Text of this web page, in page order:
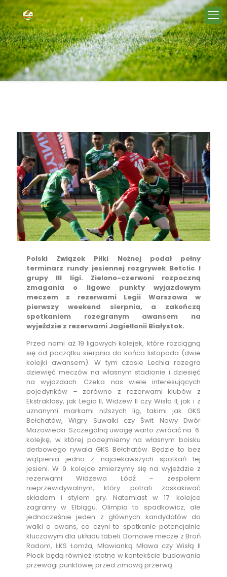
Polski Związek Piłki Nożnej podał pełny
terminarz rundy jesiennej rozgrywek Betclic I
grupy III ligi. Zielono-czerwoni rozpoczną
zmagania o ligowe punkty wyjazdowym
meczem z rezerwami Legii Warszawa w
pierwszy weekend sierpnia, a zakończą
spotkaniem rozegranym awansem na
wyjeździe z rezerwami Jagiellonii Białystok.
Przed nami aż 19 ligowych kolejek, które rozciągną
się od początku sierpnia do końca listopada (dwie
kolejki awansem). W tym czasie Lechia rozegra
dziewięć meczów na własnym stadionie i dziesięć
na wyjazdach. Czeka nas wiele interesujących
pojedynków – zarówno z rezerwami klubów z
Ekstraklasy, jak Legia II, Widzew II czy Wisła II, jak i z
uznanymi markami niższych lig, takimi jak GKS
Bełchatów, Wigry Suwałki czy Świt Nowy Dwór
Mazowiecki. Szczególną uwagę warto zwrócić na: 6.
kolejkę, w której podejmiemy na własnym boisku
derbowego rywala GKS Bełchatów. Będzie to bez
wątpienia jedno z najciekawszych spotkań tej
jesieni. W 9. kolejce zmierzymy się na wyjeździe z
rezerwami Widzewa Łódź – zespołem
nieprzewidywalnym, który potrafi zaskakiwać
składem i stylem gry. Natomiast w 17. kolejce
zagramy w Elblągu. Olimpia to spadkowicz, ale
jednocześnie jeden z głównych kandydatów do
walki o awans, co czyni to spotkanie potencjalnie
kluczowym dla układu tabeli. Domowe mecze z Broń
Radom, ŁKS Łomża, Mławianką Mława czy Wisłą II
Płock będą również istotne w kontekście budowania
przewagi punktowej przed zimową przerwą.